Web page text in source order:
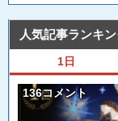
人気記事ランキ
1日
136コメント